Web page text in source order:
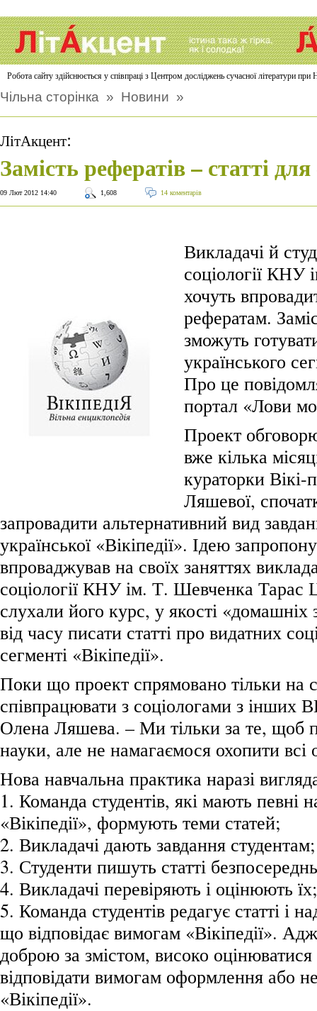
Робота сайту здійснюється у співпраці з Центром досліджень сучасної літератури
Чільна сторінка » Новини »
ЛітАкцент:
Замість рефератів – статті для
09 Лют 2012 14:40 1,608 14 коментарів
Викладачі й
соціології КНУ
хочуть
рефератам.
зможуть
українського
Про це
портал «Лови
Проект
вже кілька
кураторки
Ляшевої,
запровадити альтернативний вид
української «Вікіпедії». Ідею
впроваджував на своїх заняттях
соціології КНУ ім. Т. Шевченка Тарас
слухали його курс, у якості «домашніх
від часу писати статті про видатних
сегменті «Вікіпедії».
Поки що проект спрямовано тільки на
співпрацювати з соціологами з інших
Олена Ляшева. – Ми тільки за те, щоб
науки, але не намагаємося охопити всі
Нова навчальна практика наразі
1. Команда студентів, які мають певні
«Вікіпедії», формують теми статей;
2. Викладачі дають завдання студентам;
3. Студенти пишуть статті
4. Викладачі перевіряють і оцінюють їх;
5. Команда студентів редагує статті і
що відповідає вимогам «Вікіпедії».
доброю за змістом, високо
відповідати вимогам оформлення або
«Вікіпедії».